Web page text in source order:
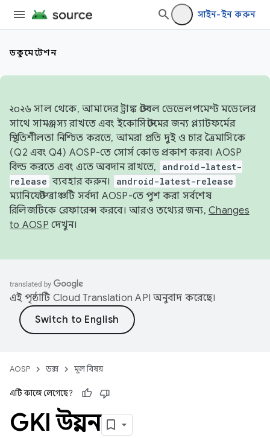
সাইন-ইন করুন
ডকুমেন্টেশন
২০২৬ সাল থেকে, আমাদের ট্রাঙ্ক স্টেবল ডেভেলপমেন্ট মডেলের
সাথে সামঞ্জস্য রাখতে এবং ইকোসিস্টেমের জন্য প্ল্যাটফর্মের
স্থিতিশীলতা নিশ্চিত করতে, আমরা প্রতি দুই ও চার ত্রৈমাসিকে
(Q2 এবং Q4) AOSP-তে সোর্স কোড প্রকাশ করব। AOSP
বিল্ড করতে এবং এতে অবদান রাখতে,
android-latest-
release ব্যবহার করুন। android-latest-release
ম্যানিফেস্ট ব্রাঞ্চটি সর্বদা AOSP-তে পুশ করা সর্বশেষ
রিলিজটিকে রেফারেন্স করবে। আরও তথ্যের জন্য, Changes
to AOSP দেখুন।
এই পৃষ্ঠাটি Cloud Translation API অনুবাদ করেছে।
AOSP ডক্স মূল বিষয়
এটি কাজে লেগেছে?
GKI উন্নয়ন